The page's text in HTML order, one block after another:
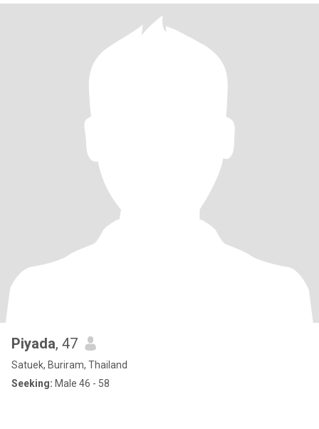
Piyada, 47
Satuek, Buriram, Thailand
Seeking: Male 46 - 58